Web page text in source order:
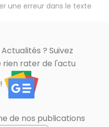
une erreur dans le texte
? Suivez
rien rater de l'actu
de nos publications